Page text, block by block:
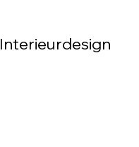
Interieurdesign